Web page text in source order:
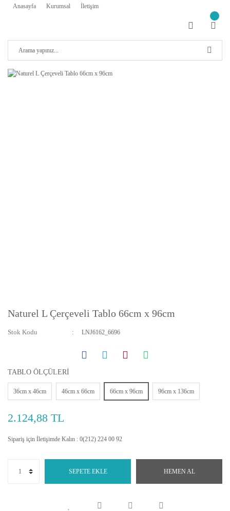
Anasayfa Kurumsal İletişim
Naturel L Çerçeveli Tablo 66cm x 96cm
Stok Kodu LNJ6162_6696
TABLO ÖLÇÜLERİ
36cm x 46cm 46cm x 66cm 66cm x 96cm 96cm x 136cm
2.124,88 TL
Sipariş için İletişimde Kalın : 0(212) 224 00 92
SEPETE EKLE HEMEN AL